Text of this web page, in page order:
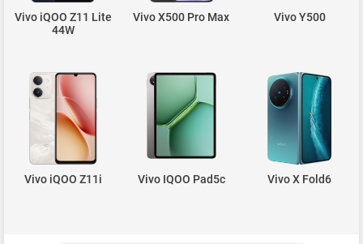
Vivo iQOO Z11 Lite
44W
Vivo X500 Pro Max Vivo Y500
Vivo iQOO Z11i Vivo IQOO Pad5c Vivo X Fold6